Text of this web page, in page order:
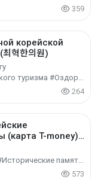
359
корейской
혁한의원)
#Другие виды медицинского туризма #Оздоровительный туризм #Экспериментальный туризм
264
(карта T-money)
#Королевские дворцы #Исторические памятники #Исторический туризм
573